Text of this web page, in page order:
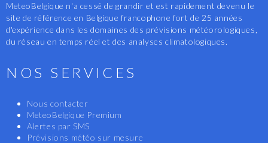
MeteoBelgique n'a cessé de grandir et est rapidement devenu le
site de référence en Belgique francophone fort de 25 années
d'expérience dans les domaines des prévisions météorologiques,
du réseau en temps réel et des analyses climatologiques.
NOS SERVICES
Nous contacter
MeteoBelgique Premium
Alertes par SMS
Prévisions météo sur mesure